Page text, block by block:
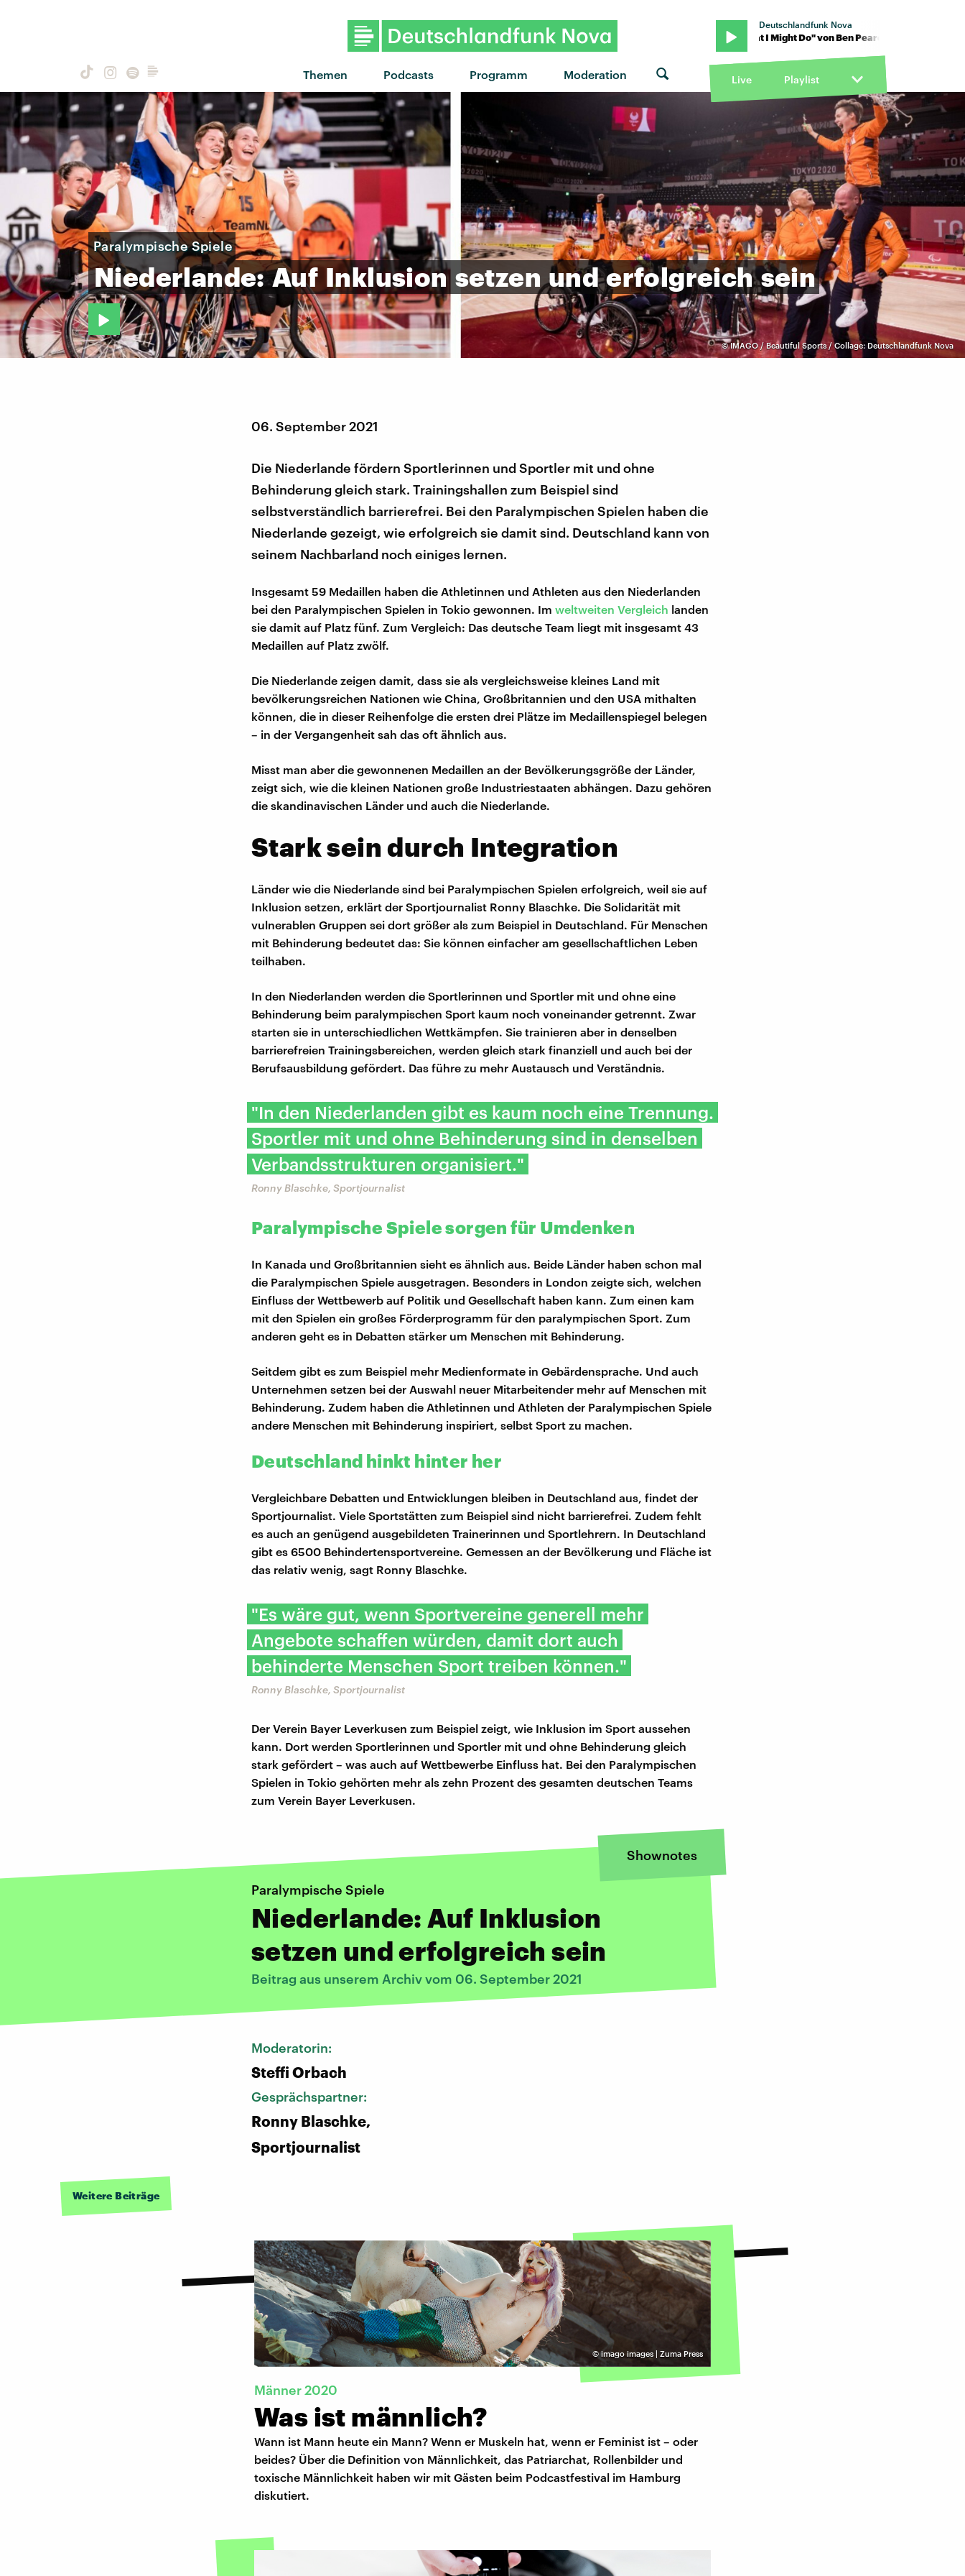
Themen Podcasts Programm Moderation
Deutschlandfunk Nova
"What I Might Do" von Ben Pearce · "What I Might Do" von Ben Pearce · "What I Might Do" von
Live Playlist
©IMAGO / Beautiful Sports / Collage: Deutschlandfunk Nova
Paralympische Spiele
Niederlande: Auf Inklusion setzen und erfolgreich sein
06. September 2021
Die Niederlande fördern Sportlerinnen und Sportler mit und ohne
Behinderung gleich stark. Trainingshallen zum Beispiel sind
selbstverständlich barrierefrei. Bei den Paralympischen Spielen haben die
Niederlande gezeigt, wie erfolgreich sie damit sind. Deutschland kann von
seinem Nachbarland noch einiges lernen.
Insgesamt 59 Medaillen haben die Athletinnen und Athleten aus den Niederlanden
bei den Paralympischen Spielen in Tokio gewonnen. Im weltweiten Vergleich landen
sie damit auf Platz fünf. Zum Vergleich: Das deutsche Team liegt mit insgesamt 43
Medaillen auf Platz zwölf.
Die Niederlande zeigen damit, dass sie als vergleichsweise kleines Land mit
bevölkerungsreichen Nationen wie China, Großbritannien und den USA mithalten
können, die in dieser Reihenfolge die ersten drei Plätze im Medaillenspiegel belegen
– in der Vergangenheit sah das oft ähnlich aus.
Misst man aber die gewonnenen Medaillen an der Bevölkerungsgröße der Länder,
zeigt sich, wie die kleinen Nationen große Industriestaaten abhängen. Dazu gehören
die skandinavischen Länder und auch die Niederlande.
Stark sein durch Integration
Länder wie die Niederlande sind bei Paralympischen Spielen erfolgreich, weil sie auf
Inklusion setzen, erklärt der Sportjournalist Ronny Blaschke. Die Solidarität mit
vulnerablen Gruppen sei dort größer als zum Beispiel in Deutschland. Für Menschen
mit Behinderung bedeutet das: Sie können einfacher am gesellschaftlichen Leben
teilhaben.
In den Niederlanden werden die Sportlerinnen und Sportler mit und ohne eine
Behinderung beim paralympischen Sport kaum noch voneinander getrennt. Zwar
starten sie in unterschiedlichen Wettkämpfen. Sie trainieren aber in denselben
barrierefreien Trainingsbereichen, werden gleich stark finanziell und auch bei der
Berufsausbildung gefördert. Das führe zu mehr Austausch und Verständnis.
"In den Niederlanden gibt es kaum noch eine Trennung.
Sportler mit und ohne Behinderung sind in denselben
Verbandsstrukturen organisiert."
Ronny Blaschke, Sportjournalist
Paralympische Spiele sorgen für Umdenken
In Kanada und Großbritannien sieht es ähnlich aus. Beide Länder haben schon mal
die Paralympischen Spiele ausgetragen. Besonders in London zeigte sich, welchen
Einfluss der Wettbewerb auf Politik und Gesellschaft haben kann. Zum einen kam
mit den Spielen ein großes Förderprogramm für den paralympischen Sport. Zum
anderen geht es in Debatten stärker um Menschen mit Behinderung.
Seitdem gibt es zum Beispiel mehr Medienformate in Gebärdensprache. Und auch
Unternehmen setzen bei der Auswahl neuer Mitarbeitender mehr auf Menschen mit
Behinderung. Zudem haben die Athletinnen und Athleten der Paralympischen Spiele
andere Menschen mit Behinderung inspiriert, selbst Sport zu machen.
Deutschland hinkt hinter her
Vergleichbare Debatten und Entwicklungen bleiben in Deutschland aus, findet der
Sportjournalist. Viele Sportstätten zum Beispiel sind nicht barrierefrei. Zudem fehlt
es auch an genügend ausgebildeten Trainerinnen und Sportlehrern. In Deutschland
gibt es 6500 Behindertensportvereine. Gemessen an der Bevölkerung und Fläche ist
das relativ wenig, sagt Ronny Blaschke.
"Es wäre gut, wenn Sportvereine generell mehr
Angebote schaffen würden, damit dort auch
behinderte Menschen Sport treiben können."
Ronny Blaschke, Sportjournalist
Der Verein Bayer Leverkusen zum Beispiel zeigt, wie Inklusion im Sport aussehen
kann. Dort werden Sportlerinnen und Sportler mit und ohne Behinderung gleich
stark gefördert – was auch auf Wettbewerbe Einfluss hat. Bei den Paralympischen
Spielen in Tokio gehörten mehr als zehn Prozent des gesamten deutschen Teams
zum Verein Bayer Leverkusen.
Shownotes
Paralympische Spiele
Niederlande: Auf Inklusion
setzen und erfolgreich sein
Beitrag aus unserem Archiv vom 06. September 2021
Moderatorin:
Steffi Orbach
Gesprächspartner:
Ronny Blaschke,
Sportjournalist
Weitere Beiträge
©imago images | Zuma Press
Männer 2020
Was ist männlich?
Wann ist Mann heute ein Mann? Wenn er Muskeln hat, wenn er Feminist ist – oder
beides? Über die Definition von Männlichkeit, das Patriarchat, Rollenbilder und
toxische Männlichkeit haben wir mit Gästen beim Podcastfestival im Hamburg
diskutiert.